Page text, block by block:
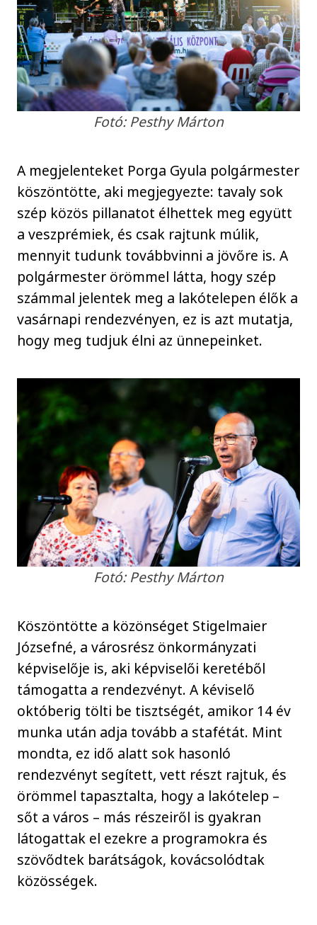
Fotó: Pesthy Márton
A megjelenteket Porga Gyula polgármester
köszöntötte, aki megjegyezte: tavaly sok
szép közös pillanatot élhettek meg együtt
a veszprémiek, és csak rajtunk múlik,
mennyit tudunk továbbvinni a jövőre is. A
polgármester örömmel látta, hogy szép
számmal jelentek meg a lakótelepen élők a
vasárnapi rendezvényen, ez is azt mutatja,
hogy meg tudjuk élni az ünnepeinket.
Fotó: Pesthy Márton
Köszöntötte a közönséget Stigelmaier
Józsefné, a városrész önkormányzati
képviselője is, aki képviselői keretéből
támogatta a rendezvényt. A kéviselő
októberig tölti be tisztségét, amikor 14 év
munka után adja tovább a stafétát. Mint
mondta, ez idő alatt sok hasonló
rendezvényt segített, vett részt rajtuk, és
örömmel tapasztalta, hogy a lakótelep –
sőt a város – más részeiről is gyakran
látogattak el ezekre a programokra és
szövődtek barátságok, kovácsolódtak
közösségek.